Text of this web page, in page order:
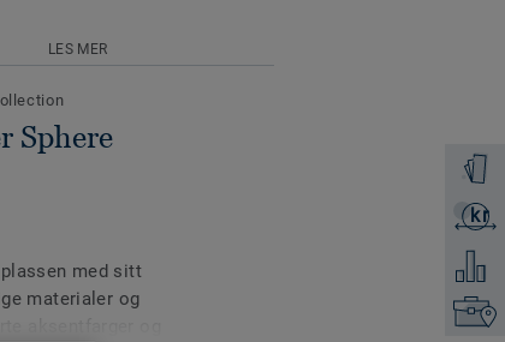
Få en
kr
Få et
Legg
Finn
LES MER
Sphere
med sitt
materialer og